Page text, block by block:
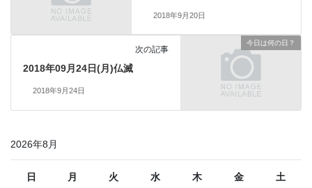
2018年9月20日
今日は何の日？
次の記事
2018年09月24日(月)仏滅
2018年9月24日
2026年8月
日 月 火 水 木 金 土